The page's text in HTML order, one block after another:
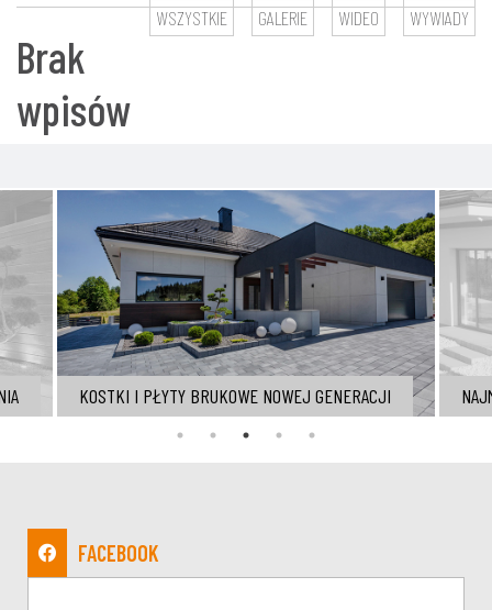
WSZYSTKIE GALERIE WIDEO WYWIADY
Brak
wpisów
KOSTKI I PŁYTY BRUKOWE NOWEJ GENERACJI
FACEBOOK